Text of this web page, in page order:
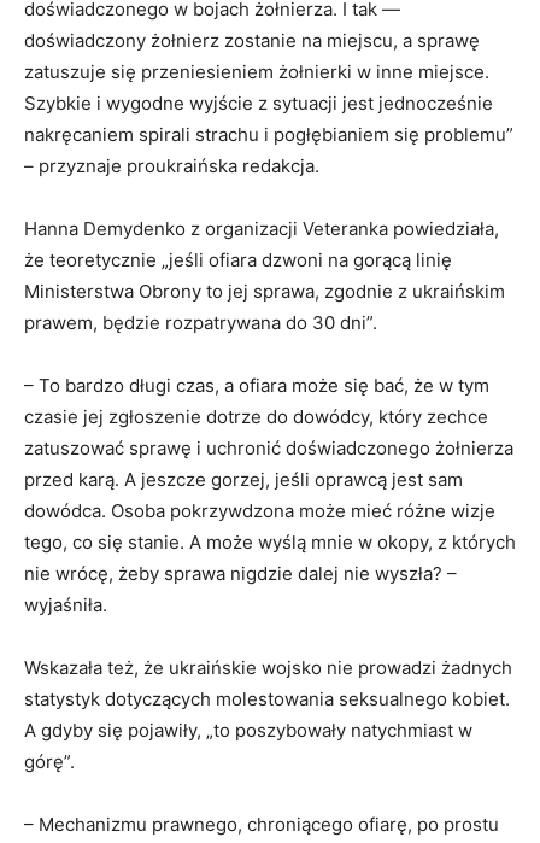
doświadczonego w bojach żołnierza. I tak —
doświadczony żołnierz zostanie na miejscu, a sprawę
zatuszuje się przeniesieniem żołnierki w inne miejsce.
Szybkie i wygodne wyjście z sytuacji jest jednocześnie
nakręcaniem spirali strachu i pogłębianiem się problemu”
– przyznaje proukraińska redakcja.
Hanna Demydenko z organizacji Veteranka powiedziała,
że teoretycznie „jeśli ofiara dzwoni na gorącą linię
Ministerstwa Obrony to jej sprawa, zgodnie z ukraińskim
prawem, będzie rozpatrywana do 30 dni”.
– To bardzo długi czas, a ofiara może się bać, że w tym
czasie jej zgłoszenie dotrze do dowódcy, który zechce
zatuszować sprawę i uchronić doświadczonego żołnierza
przed karą. A jeszcze gorzej, jeśli oprawcą jest sam
dowódca. Osoba pokrzywdzona może mieć różne wizje
tego, co się stanie. A może wyślą mnie w okopy, z których
nie wrócę, żeby sprawa nigdzie dalej nie wyszła? –
wyjaśniła.
Wskazała też, że ukraińskie wojsko nie prowadzi żadnych
statystyk dotyczących molestowania seksualnego kobiet.
A gdyby się pojawiły, „to poszybowały natychmiast w
górę”.
– Mechanizmu prawnego, chroniącego ofiarę, po prostu